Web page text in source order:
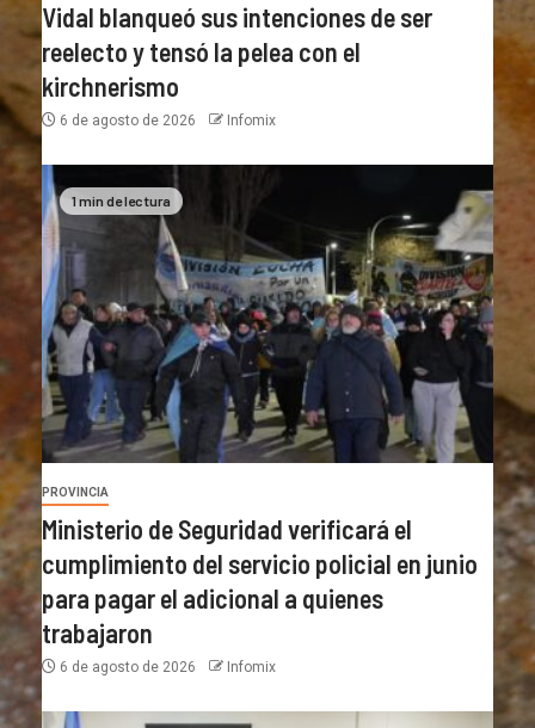
Vidal blanqueó sus intenciones de ser
reelecto y tensó la pelea con el
kirchnerismo
6 de agosto de 2026 Infomix
1 min de lectura
PROVINCIA
Ministerio de Seguridad verificará el
cumplimiento del servicio policial en junio
para pagar el adicional a quienes
trabajaron
6 de agosto de 2026 Infomix